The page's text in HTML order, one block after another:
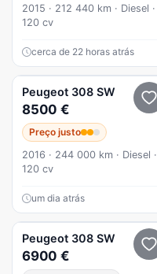
2015 · 212 440 km · Diesel ·
120 cv
cerca de 22 horas atrás
Peugeot 308 SW
8500 €
Preço justo
2016 · 244 000 km · Diesel ·
120 cv
um dia atrás
Peugeot 308 SW
6900 €